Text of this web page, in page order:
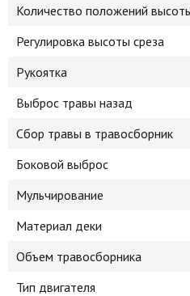
Количество положений
Регулировка высоты среза
Рукоятка
Выброс травы назад
Сбор травы в травосборник
Боковой выброс
Мульчирование
Материал деки
Объем травосборника
Тип двигателя